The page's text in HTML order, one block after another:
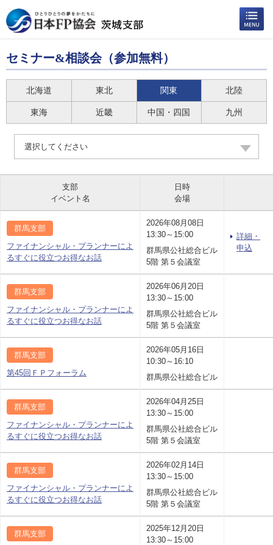
セミナー&相談会（参加無料）
北海道 東北 関東 北陸
東海 近畿 中国・四国 九州
選択してください
支部
イベント名
日時
会場
群馬支部
ファイナンシャル・プランナーによ
るすぐに役立つお得なお話
2026年08月08日
13:30～15:00
群馬県公社総合ビル
5階 第５会議室
詳細・
申込
群馬支部
ファイナンシャル・プランナーによ
るすぐに役立つお得なお話
2026年06月20日
13:30～15:00
群馬県公社総合ビル
5階 第５会議室
群馬支部
第45回ＦＰフォーラム
2026年05月16日
10:30～16:10
群馬県公社総合ビル
群馬支部
ファイナンシャル・プランナーによ
るすぐに役立つお得なお話
2026年04月25日
13:30～15:00
群馬県公社総合ビル
5階 第５会議室
群馬支部
ファイナンシャル・プランナーによ
るすぐに役立つお得なお話
2026年02月14日
13:30～15:00
群馬県公社総合ビル
5階 第５会議室
群馬支部
2025年12月20日
13:30～15:00